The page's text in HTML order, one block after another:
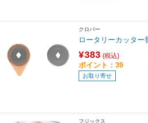
クロバー
ロータリーカッター
¥383 (税込)
ポイント：39
お取り寄せ
フジックス